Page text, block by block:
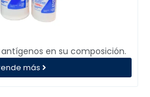
más
en su composición.